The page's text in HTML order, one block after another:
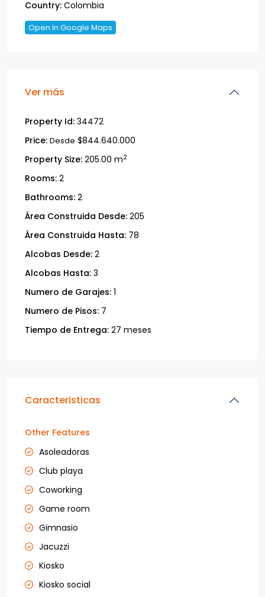
Country: Colombia
Open In Google Maps
Ver más
Property Id: 34472
Price: Desde $844.640.000
Property Size: 205.00 m2
Rooms: 2
Bathrooms: 2
Área Construida Desde: 205
Área Construida Hasta: 78
Alcobas Desde: 2
Alcobas Hasta: 3
Numero de Garajes: 1
Numero de Pisos: 7
Tiempo de Entrega: 27 meses
Caracteristicas
Other Features
Asoleadoras
Club playa
Coworking
Game room
Gimnasio
Jacuzzi
Kiosko
Kiosko social